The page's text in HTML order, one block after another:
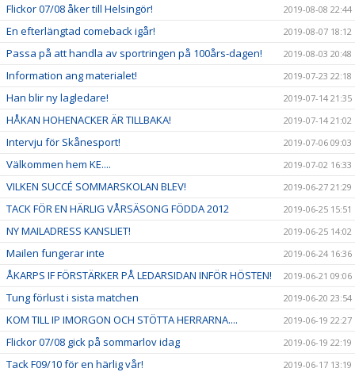
Flickor 07/08 åker till Helsingör! 2019-08-08 22:44
En efterlängtad comeback igår! 2019-08-07 18:12
Passa på att handla av sportringen på 100års-dagen! 2019-08-03 20:48
Information ang materialet! 2019-07-23 22:18
Han blir ny lagledare! 2019-07-14 21:35
HÅKAN HOHENACKER ÄR TILLBAKA! 2019-07-14 21:02
Intervju för Skånesport! 2019-07-06 09:03
Välkommen hem KE.... 2019-07-02 16:33
VILKEN SUCCÉ SOMMARSKOLAN BLEV! 2019-06-27 21:29
TACK FÖR EN HÄRLIG VÅRSÄSONG FÖDDA 2012 2019-06-25 15:51
NY MAILADRESS KANSLIET! 2019-06-25 14:02
Mailen fungerar inte 2019-06-24 16:36
ÅKARPS IF FÖRSTÄRKER PÅ LEDARSIDAN INFÖR HÖSTEN! 2019-06-21 09:06
Tung förlust i sista matchen 2019-06-20 23:54
KOM TILL IP IMORGON OCH STÖTTA HERRARNA.... 2019-06-19 22:27
Flickor 07/08 gick på sommarlov idag 2019-06-19 22:19
Tack F09/10 för en härlig vår! 2019-06-17 13:19